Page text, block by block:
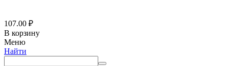
107.00 ₽
В корзину
Меню
Найти